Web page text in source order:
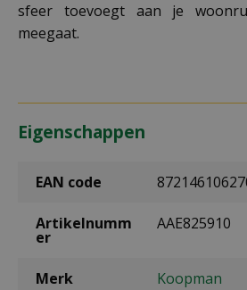
sfeer toevoegt aan je
meegaat.
Eigenschappen
EAN code
Artikelnumm
er
AAE825910
Merk Koopman